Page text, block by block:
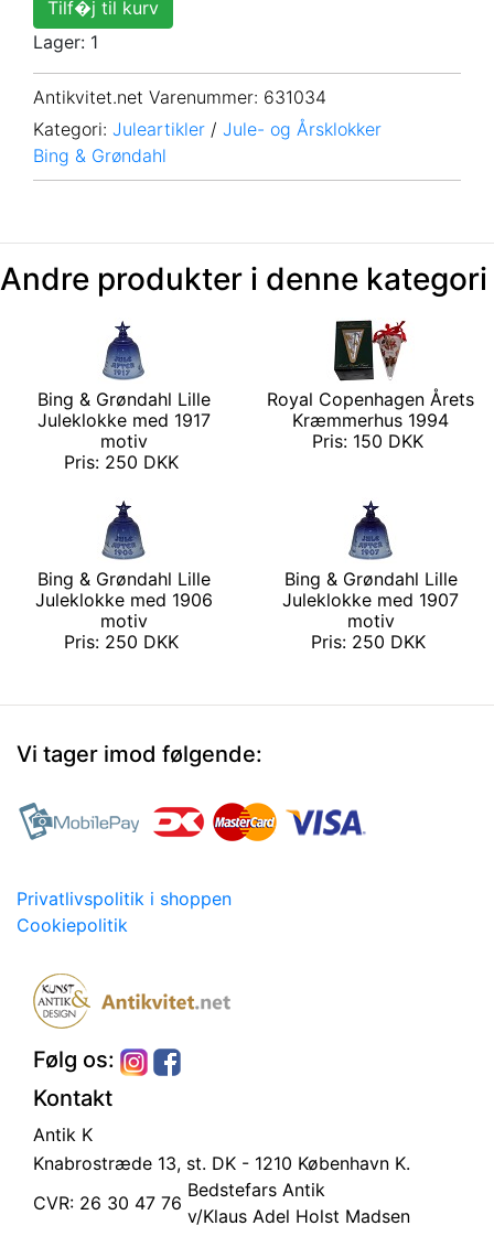
Tilf�j til kurv
Lager: 1
Antikvitet.net Varenummer: 631034
Kategori: Juleartikler / Jule- og Årsklokker
Bing & Grøndahl
Andre produkter i denne kategori
Bing & Grøndahl Lille
Juleklokke med 1917
motiv
Pris: 250 DKK
Royal Copenhagen Årets
Kræmmerhus 1994
Pris: 150 DKK
Bing & Grøndahl Lille
Juleklokke med 1906
motiv
Pris: 250 DKK
Bing & Grøndahl Lille
Juleklokke med 1907
motiv
Pris: 250 DKK
Vi tager imod følgende:
Privatlivspolitik i shoppen
Cookiepolitik
Følg os:
Kontakt
Antik K
Knabrostræde 13, st. DK - 1210 København K.
CVR: 26 30 47 76
Bedstefars Antik
v/Klaus Adel Holst Madsen